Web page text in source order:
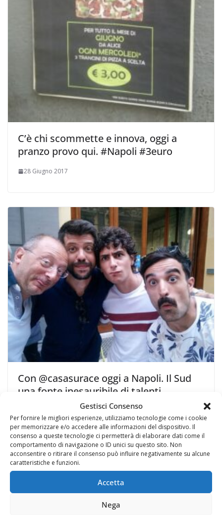
Gestisci Consenso
Per fornire le migliori esperienze, utilizziamo tecnologie come i cookie
per memorizzare e/o accedere alle informazioni del dispositivo. Il
consenso a queste tecnologie ci permetterà di elaborare dati come il
comportamento di navigazione o ID unici su questo sito. Non
acconsentire o ritirare il consenso può influire negativamente su alcune
caratteristiche e funzioni.
Accetta
Nega
C’è chi scommette e innova, oggi a
pranzo provo qui. #Napoli #3euro
28 Giugno 2017
Con @casasurace oggi a Napoli. Il Sud
una fonte inesauribile di talenti.